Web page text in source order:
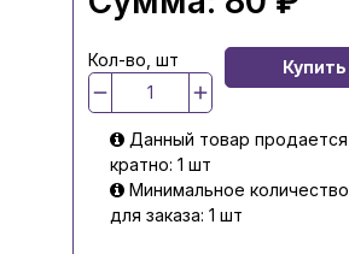
Кол-во, шт Купить
Данный товар продается
кратно: 1 шт
Минимальное количество
для заказа: 1 шт